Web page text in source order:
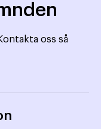
oss så